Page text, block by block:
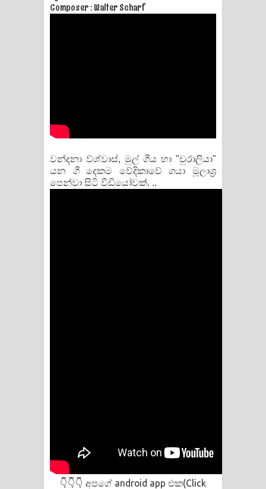
Composer : Walter Scharf
වන්දනා ව්ශ්වාස්, මුල් ගීය හා "චුරාලියා"
යන ගී දෙකම වේදිකාවේ ගයා මූලාශ්‍ර
පෙන්වා සිටි වීඩියෝවක්. ..
👇👇👇 අපගේ android app එක(Click